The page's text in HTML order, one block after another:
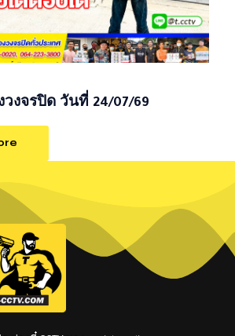
งจรปิด วันที่ 24/07/69